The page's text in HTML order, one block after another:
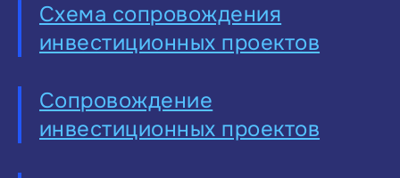
Схема сопровождения
инвестиционных проектов
Сопровождение
инвестиционных проектов